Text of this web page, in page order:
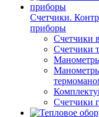
Счетчики.
приборы
Счетчики
Счетчики
Счетчики